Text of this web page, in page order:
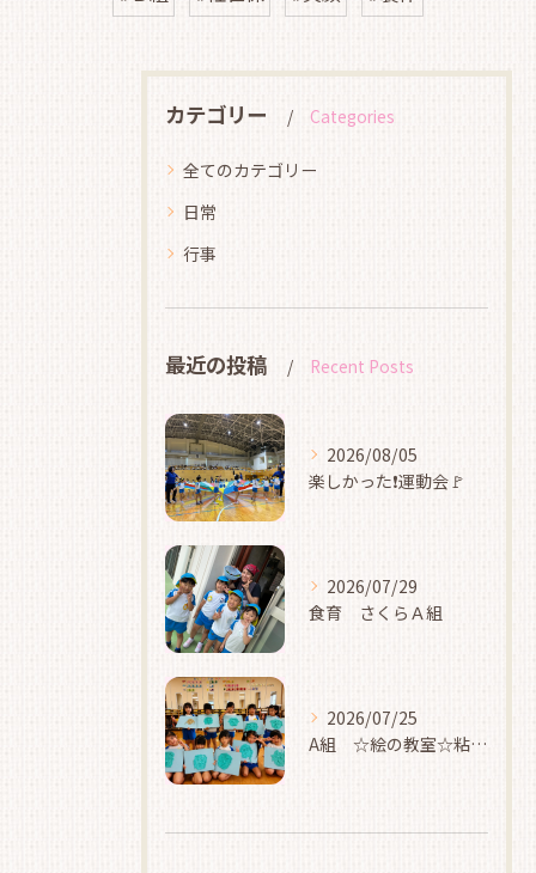
カテゴリー Categories
全てのカテゴリー
日常
行事
最近の投稿 Recent Posts
2026/08/05
楽しかった❗運動会🚩
2026/07/29
食育 さくらＡ組
2026/07/25
A組 ☆絵の教室☆粘土☆